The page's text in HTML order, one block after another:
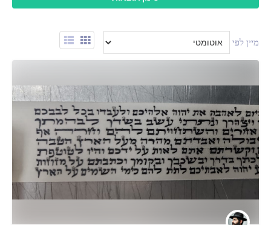
מיין לפי